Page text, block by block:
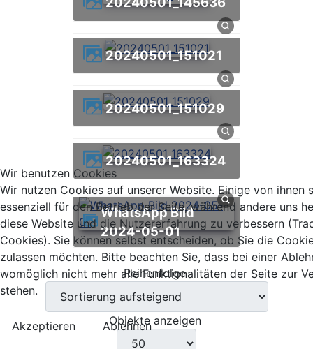
20240501_151021
20240501_151029
20240501_163324
WhatsApp Bild
2024-05-01
Reihenfolge
Objekte anzeigen
Wir benutzen Cookies
Wir nutzen Cookies auf unserer Website. Einige von ihnen
essenziell für den Betrieb der Seite, während andere uns
diese Website und die Nutzererfahrung zu verbessern
Cookies). Sie können selbst entscheiden, ob Sie die
zulassen möchten. Bitte beachten Sie, dass bei einer
womöglich nicht mehr alle Funktionalitäten der Seite zur
stehen.
Akzeptieren Ablehnen